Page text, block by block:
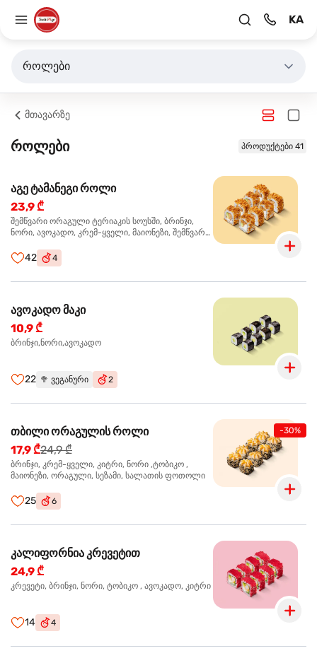
KA
როლები
მთავარზე
როლები პროდუქტები 41
აგე ტამანეგი როლი
23,9 ₾
შემწვარი ორაგული ტერიაკის სოუსში, ბრინჯი,
ნორი, ავოკადო, კრემ-ყველი, მაიონეზი, შემწვარი
42 4
ავოკადო მაკი
10,9 ₾
ბრინჯი,ნორი,ავოკადო
22 🥦 ვეგანური 2
-30%
თბილი ორაგულის როლი
17,9 ₾24,9 ₾
ბრინჯი, კრემ-ყველი, კიტრი, ნორი ,ტობიკო ,
მაიონეზი, ორაგული, სეზამი, სალათის ფოთოლი
25 6
კალიფორნია კრევეტით
24,9 ₾
კრევეტი, ბრინჯი, ნორი, ტობიკო , ავოკადო, კიტრი
14 4